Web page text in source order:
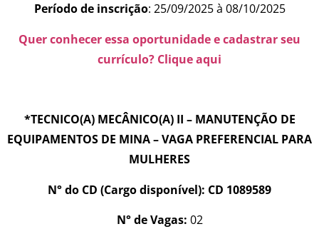
Período de inscrição: 25/09/2025 à 08/10/2025
Quer conhecer essa oportunidade e cadastrar seu
currículo? Clique aqui
*TECNICO(A) MECÂNICO(A) II – MANUTENÇÃO DE
EQUIPAMENTOS DE MINA – VAGA PREFERENCIAL PARA
MULHERES
N° do CD (Cargo disponível): CD 1089589
N° de Vagas: 02